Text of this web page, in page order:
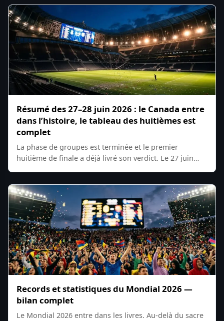
Résumé des 27–28 juin 2026 : le Canada entre
dans l’histoire, le tableau des huitièmes est
complet
La phase de groupes est terminée et le premier
huitième de finale a déjà livré son verdict. Le 27 juin…
Records et statistiques du Mondial 2026 —
bilan complet
Le Mondial 2026 entre dans les livres. Au-delà du sacre